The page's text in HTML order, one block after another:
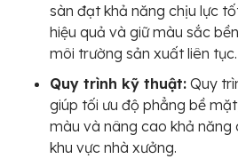
sàn đạt khả năng chịu lực
hiệu quả và giữ màu sắc
môi trường sản xuất liên tục.
Quy trình kỹ thuật: Quy
giúp tối ưu độ phẳng bề
màu và nâng cao khả
khu vực nhà xưởng.